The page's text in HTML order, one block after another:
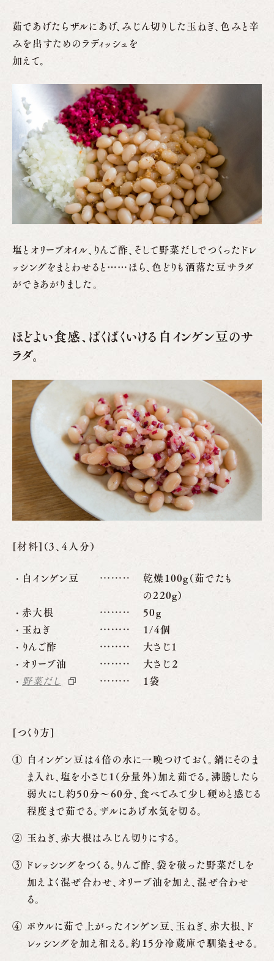
茹であげたらザルにあげ、みじん切りした玉ねぎ、色みと辛
みを出すためのラディッシュを
加えて。
塩とオリーブオイル、りんご酢、そして野菜だしでつくったドレ
ッシングをまとわせると……ほら、色どりも洒落た豆サラダ
ができあがりました。
ほどよい食感、ぱくぱくいける白インゲン豆のサ
ラダ。
[材料]（3、４人分）
白インゲン豆
乾燥100g（茹でたも
の220g）
赤大根
50g
玉ねぎ
1/4個
りんご酢
大さじ1
オリーブ油
大さじ２
野菜だし
1袋
[つくり方]
白インゲン豆は４倍の水に一晩つけておく。鍋にそのま
ま入れ、塩を小さじ1（分量外）加え茹でる。沸騰したら
弱火にし約50分〜60分、食べてみて少し硬めと感じる
程度まで茹でる。ザルにあげ水気を切る。
玉ねぎ、赤大根はみじん切りにする。
ドレッシングをつくる。りんご酢、袋を破った野菜だしを
加えよく混ぜ合わせ、オリーブ油を加え、混ぜ合わせ
る。
ボウルに茹で上がったインゲン豆、玉ねぎ、赤大根、ド
レッシングを加え和える。約15分冷蔵庫で馴染ませる。